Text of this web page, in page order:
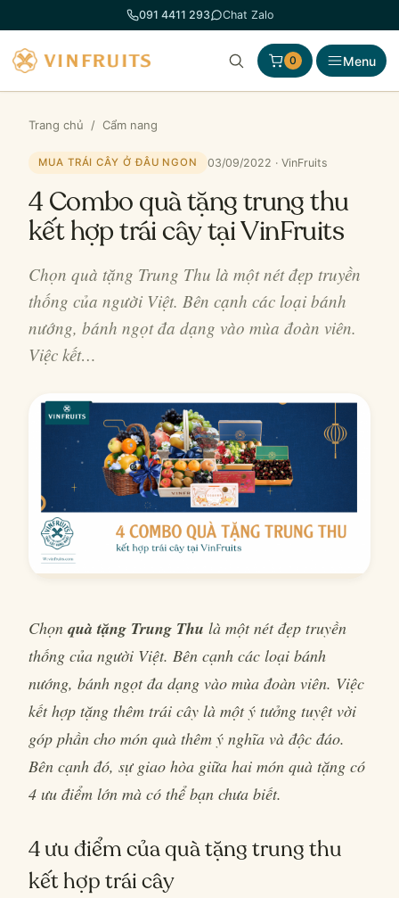
đến
phần
nội
dung
091 4411 293 Chat Zalo
0 Menu
Trang chủ / Cẩm nang
MUA TRÁI CÂY Ở ĐÂU NGON 03/09/2022 · VinFruits
4 Combo quà tặng trung thu
kết hợp trái cây tại VinFruits
Chọn quà tặng Trung Thu là một nét đẹp truyền
thống của người Việt. Bên cạnh các loại bánh
nướng, bánh ngọt đa dạng vào mùa đoàn viên.
Việc kết…
Chọn quà tặng Trung Thu là một nét đẹp truyền
thống của người Việt. Bên cạnh các loại bánh
nướng, bánh ngọt đa dạng vào mùa đoàn viên. Việc
kết hợp tặng thêm trái cây là một ý tưởng tuyệt vời
góp phần cho món quà thêm ý nghĩa và độc đáo.
Bên cạnh đó, sự giao hòa giữa hai món quà tặng có
4 ưu điểm lớn mà có thể bạn chưa biết.
4 ưu điểm của quà tặng trung thu
kết hợp trái cây